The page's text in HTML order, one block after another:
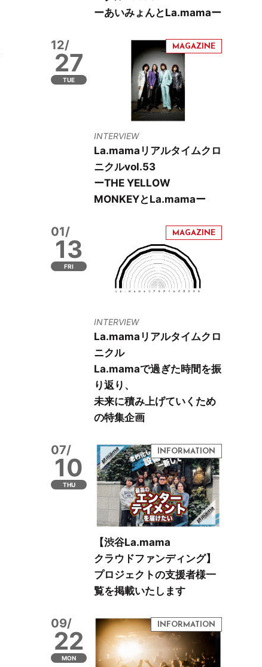
ーあいみょんとLa.mamaー
12/
27
TUE
INTERVIEW
La.mamaリアルタイムクロ
ニクルvol.53
ーTHE YELLOW
MONKEYとLa.mamaー
01/
13
FRI
INTERVIEW
La.mamaリアルタイムクロ
ニクル
La.mamaで過ぎた時間を振
り返り、
未来に積み上げていくため
の特集企画
07/
10
THU
【渋谷La.mama
クラウドファンディング】
プロジェクトの支援者様一
覧を掲載いたします
09/
22
MON